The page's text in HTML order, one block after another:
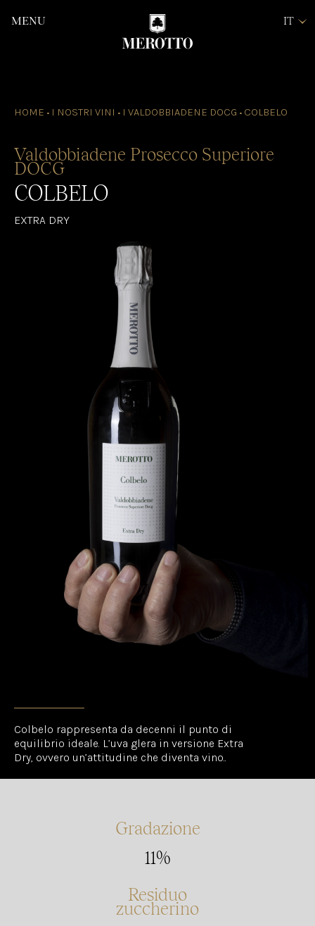
MENU
SHOP ONLINE
ESPERIENZA
IT
HOME • I NOSTRI VINI • I VALDOBBIADENE DOCG • COLBELO
Valdobbiadene Prosecco Superiore
DOCG
COLBELO
EXTRA DRY
Colbelo rappresenta da decenni il punto di
equilibrio ideale. L’uva glera in versione Extra
Dry, ovvero un’attitudine che diventa vino..
Gradazione
11%
Residuo
zuccherino